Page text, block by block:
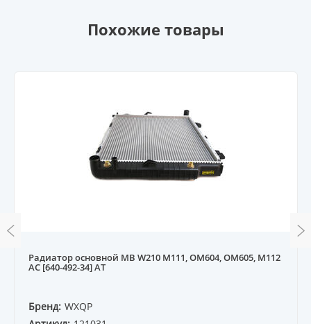
Похожие товары
Радиатор основной MB W210 M111, OM604, OM605, M112
AC [640-492-34] AT
Бренд: WXQP